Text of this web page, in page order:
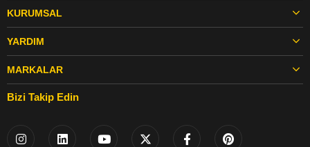
KURUMSAL
YARDIM
MARKALAR
Bizi Takip Edin